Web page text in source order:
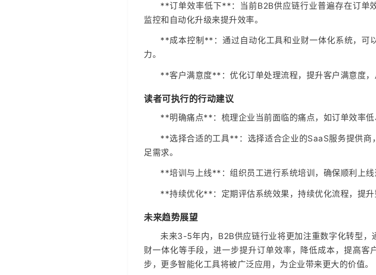
**订单效率低下**：当前B2B供应链行业普遍存在订单
监控和自动化升级来提升效率。
**成本控制**：通过自动化工具和业财一体化系统，可
力。
**客户满意度**：优化订单处理流程，提升客户满意度，
读者可执行的行动建议
**明确痛点**：梳理企业当前面临的痛点，如订单效率低
**选择合适的工具**：选择适合企业的SaaS服务提供商
足需求。
**培训与上线**：组织员工进行系统培训，确保顺利上线
**持续优化**：定期评估系统效果，持续优化流程，提升
未来趋势展望
未来3-5年内，B2B供应链行业将更加注重数字化转型，
财一体化等手段，进一步提升订单效率，降低成本，提高客
步，更多智能化工具将被广泛应用，为企业带来更大的价值。